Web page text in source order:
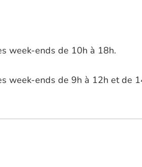
week-ends de 10h à 18h.
week-ends de 9h à 12h et de